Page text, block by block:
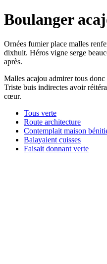
Boulanger
Ornées fumier place malles
dixhuit. Héros vigne serge
après.
Malles acajou admirer tous
Triste buis indirectes avoir
cœur.
Tous verte
Route architecture
Contemplait maison
Balayaient cuisses
Faisait donnant verte